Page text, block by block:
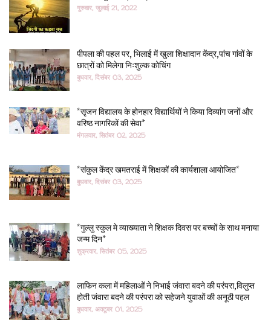
गुरुवार, जुलाई 21, 2022
पीपला की पहल पर, भिलाई में खुला शिक्षादान केंद्र,पांच गांवों के
छात्रों को मिलेगा निःशुल्क कोचिंग
बुधवार, दिसंबर 03, 2025
*सृजन विद्यालय के होनहार विद्यार्थियों ने किया दिव्यांग जनों और
वरिष्ठ नागरिकों की सेवा*
मंगलवार, सितंबर 02, 2025
*संकुल केंद्र खमतराई में शिक्षकों की कार्यशाला आयोजित*
बुधवार, दिसंबर 03, 2025
*गुल्लु स्कुल मे व्याख्याता ने शिक्षक दिवस पर बच्चों के साथ मनाया
जन्म दिन*
शुक्रवार, सितंबर 05, 2025
लाफिन कला में महिलाओं ने निभाई जंवारा बदने की परंपरा,विलुप्त
होती जंवारा बदने की परंपरा को सहेजने युवाओं की अनूठी पहल
बुधवार, अक्टूबर 01, 2025